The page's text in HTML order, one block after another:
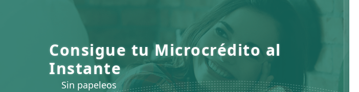
Consigue tu Microcrédito al
Instante
Sin papeleos